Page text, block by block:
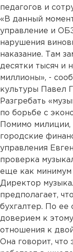
педагогов и
«В данный
управление и
нарушения
наказание. Там
десятки тысяч и
миллионы», -
культуры Павел
Разгребать
по борьбе с
Помимо
городские
управления
проверка
еще как
Директор
предполагает,
бухгалтер. По ее
доверием к
отношения к
Она говорит, что